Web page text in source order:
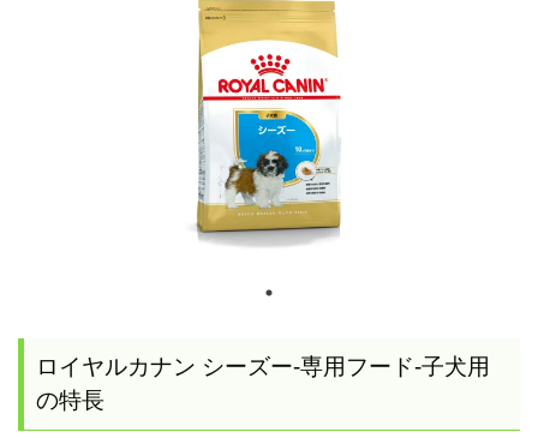
ロイヤルカナン シーズー-専用フード-子犬用
の特長